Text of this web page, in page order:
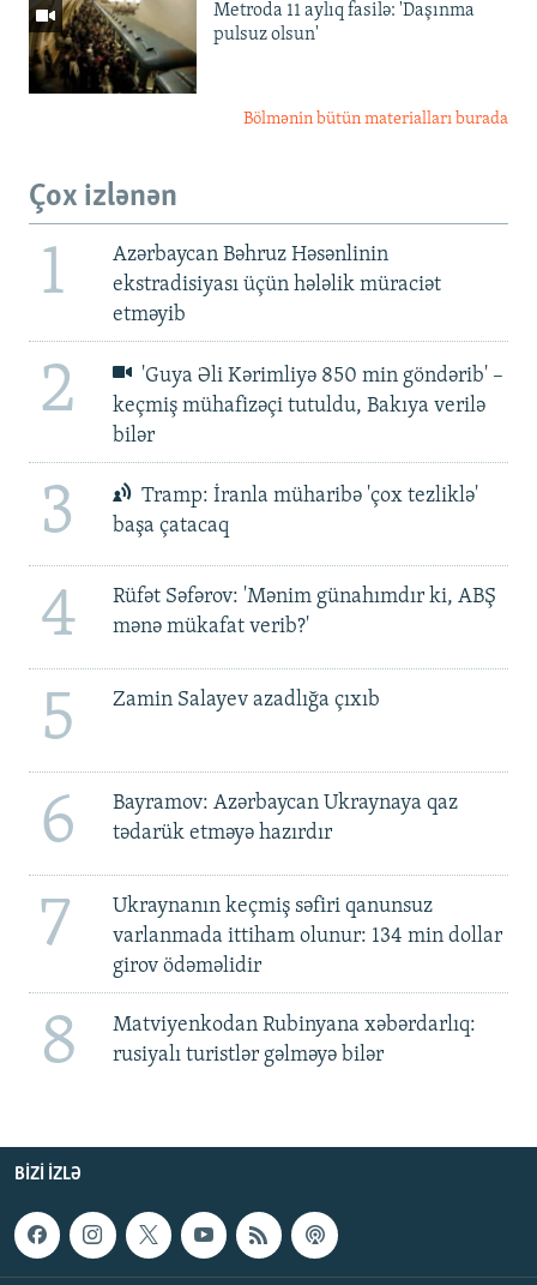
Metroda 11 aylıq fasilə: 'Daşınma
pulsuz olsun'
Bölmənin bütün materialları burada
Çox izlənən
1
Azərbaycan Bəhruz Həsənlinin
ekstradisiyası üçün hələlik müraciət
etməyib
2
'Guya Əli Kərimliyə 850 min göndərib' –
keçmiş mühafizəçi tutuldu, Bakıya verilə
bilər
3
Tramp: İranla müharibə 'çox tezliklə'
başa çatacaq
4
Rüfət Səfərov: 'Mənim günahımdır ki, ABŞ
mənə mükafat verib?'
5 Zamin Salayev azadlığa çıxıb
6
Bayramov: Azərbaycan Ukraynaya qaz
tədarük etməyə hazırdır
7
Ukraynanın keçmiş səfiri qanunsuz
varlanmada ittiham olunur: 134 min dollar
girov ödəməlidir
8
Matviyenkodan Rubinyana xəbərdarlıq:
rusiyalı turistlər gəlməyə bilər
BIZI IZLƏ